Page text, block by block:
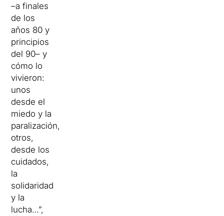
–a finales
de los
años 80 y
principios
del 90– y
cómo lo
vivieron:
unos
desde el
miedo y la
paralización,
otros,
desde los
cuidados,
la
solidaridad
y la
lucha…”,